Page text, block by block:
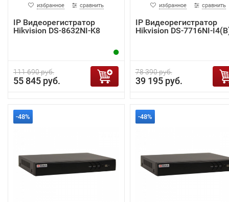
избранное сравнить
IP Видеорегистратор
Hikvision DS-8632NI-K8
111 690 руб.
55 845 руб.
избранное сравнить
IP Видеорегистратор
Hikvision DS-7716NI-
78 390 руб.
39 195 руб.
-48% -48%